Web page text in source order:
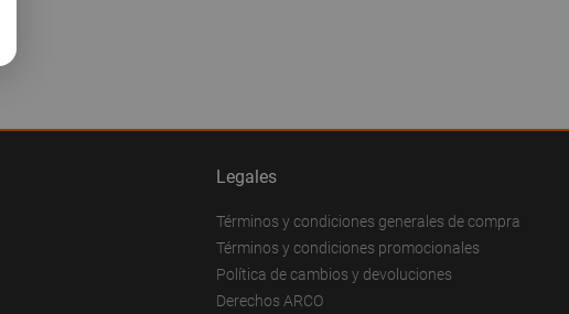
Legales
Términos y condiciones generales de compra
Términos y condiciones promocionales
Política de cambios y devoluciones
Derechos ARCO